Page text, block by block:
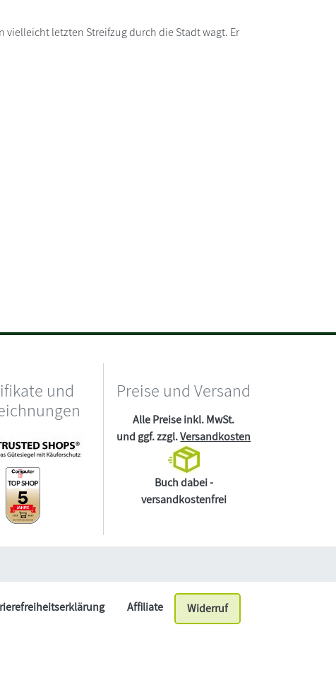
vielleicht letzten Streifzug durch die Stadt wagt. Er
und
Preise und Versand
Alle Preise inkl. MwSt.
und ggf. zzgl.Versandkosten
Buch dabei -
versandkostenfrei
Affiliate Widerruf